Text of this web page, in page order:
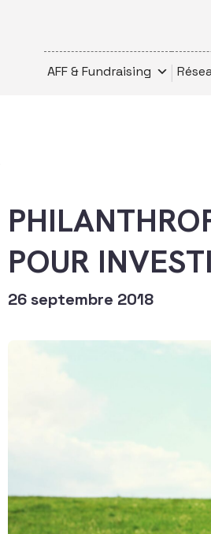
AFF & Fundraising
POUR
26 septembre 2018